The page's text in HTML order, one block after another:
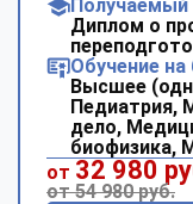
Получаемый
Диплом о
Обучение на
Высшее
Педиатрия,
дело,
биофизика,
от 32 980
от 54 980 руб.